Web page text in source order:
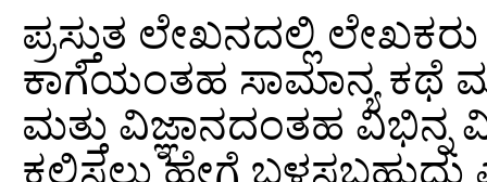
ಪ್ರಸ್ತುತ ಲೇಖನದಲ್ಲಿ
ಕಾಗೆಯಂತಹ ಸಾಮಾನ್ಯ ಕಥೆ
ಮತ್ತು ವಿಜ್ಞಾನದಂತಹ
ಕಲಿಸಲು ಹೇಗೆ ಬಳಸಬಹುದು